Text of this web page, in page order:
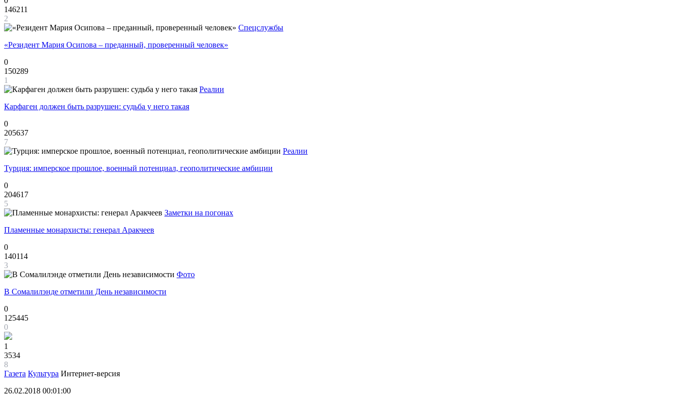
146211
2
Спецслужбы
«Резидент Мария Осипова – преданный, проверенный человек»
0
150289
1
Реалии
Карфаген должен быть разрушен: судьба у него такая
0
205637
7
Реалии
Турция: имперское прошлое, военный потенциал, геополитические амбиции
0
204617
5
Заметки на погонах
Пламенные монархисты: генерал Аракчеев
0
140114
3
Фото
В Сомалилэнде отметили День независимости
0
125445
0
1
3534
8
Газета Культура Интернет-версия
26.02.2018 00:01:00